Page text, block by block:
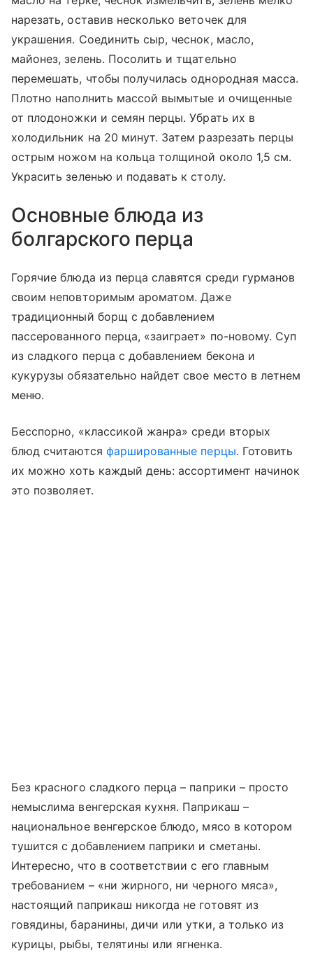
нарезать, оставив несколько веточек для
украшения. Соединить сыр, чеснок, масло,
майонез, зелень. Посолить и тщательно
перемешать, чтобы получилась однородная масса.
Плотно наполнить массой вымытые и очищенные
от плодоножки и семян перцы. Убрать их в
холодильник на 20 минут. Затем разрезать перцы
острым ножом на кольца толщиной около 1,5 см.
Украсить зеленью и подавать к столу.
Основные блюда из
болгарского перца
Горячие блюда из перца славятся среди гурманов
своим неповторимым ароматом. Даже
традиционный борщ с добавлением
пассерованного перца, «заиграет» по-новому. Суп
из сладкого перца с добавлением бекона и
кукурузы обязательно найдет свое место в летнем
меню.
Бесспорно, «классикой жанра» среди вторых
блюд считаются фаршированные перцы. Готовить
их можно хоть каждый день: ассортимент начинок
это позволяет.
Без красного сладкого перца – паприки – просто
немыслима венгерская кухня. Паприкаш –
национальное венгерское блюдо, мясо в котором
тушится с добавлением паприки и сметаны.
Интересно, что в соответствии с его главным
требованием – «ни жирного, ни черного мяса»,
настоящий паприкаш никогда не готовят из
говядины, баранины, дичи или утки, а только из
курицы, рыбы, телятины или ягненка.